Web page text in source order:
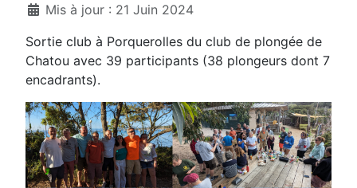
DétailsMis à jour : 21 Juin 2024
Sortie club à Porquerolles du club de plongée de
Chatou avec 39 participants (38 plongeurs dont 7
encadrants).